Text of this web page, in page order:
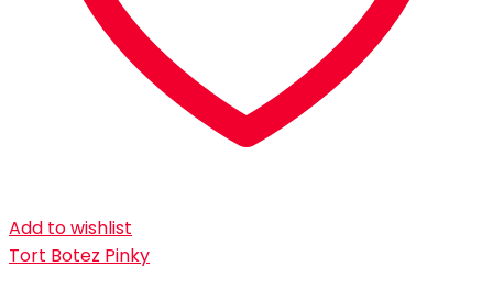
Add to wishlist
Tort Botez Pinky